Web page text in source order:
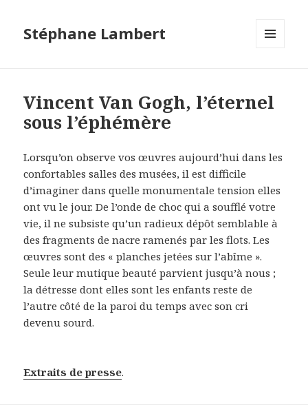
Stéphane Lambert
Vincent Van Gogh, l’éternel
sous l’éphémère
Lorsqu’on observe vos œuvres aujourd’hui dans les
confortables salles des musées, il est difficile
d’imaginer dans quelle monumentale tension elles
ont vu le jour. De l’onde de choc qui a soufflé votre
vie, il ne subsiste qu’un radieux dépôt semblable à
des fragments de nacre ramenés par les flots. Les
œuvres sont des « planches jetées sur l’abîme ».
Seule leur mutique beauté parvient jusqu’à nous ;
la détresse dont elles sont les enfants reste de
l’autre côté de la paroi du temps avec son cri
devenu sourd.
Extraits de presse.